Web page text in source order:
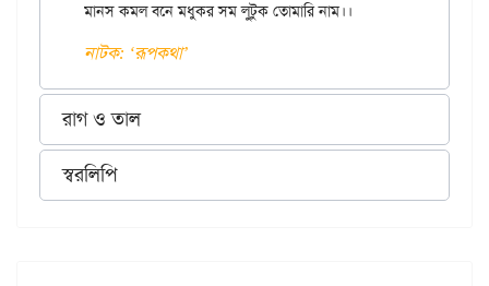
নাটক: ‌‘রূপকথা’
রাগ ও তাল
স্বরলিপি